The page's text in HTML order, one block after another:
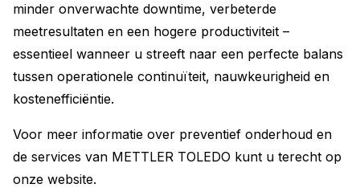
minder onverwachte downtime, verbeterde
meetresultaten en een hogere productiviteit –
essentieel wanneer u streeft naar een perfecte balans
tussen operationele continuïteit, nauwkeurigheid en
kostenefficiëntie.
Voor meer informatie over preventief onderhoud en
de services van METTLER TOLEDO kunt u terecht op
onze website.